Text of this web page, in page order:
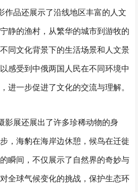
作品还展示了沿线地区丰富的人文
静的渔村，从繁华的城市到游牧的
同文化背景下的生活场景和人文景
感受到中俄两国人民在不同环境中
进一步促进了文化的交流与理解。
影展还展出了许多珍稀动物的身
，海豹在海岸边休憩，候鸟在迁徙
瞬间，不仅展示了自然界的奇妙与
全球气候变化的挑战，保护生态环